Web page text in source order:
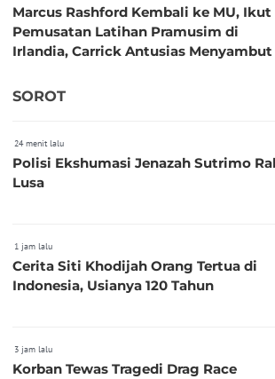
Marcus Rashford Kembali ke MU, Ikut
Pemusatan Latihan Pramusim di
Irlandia, Carrick Antusias Menyambut
SOROT
24 menit lalu
Polisi Ekshumasi Jenazah Sutrimo
Lusa
1 jam lalu
Cerita Siti Khodijah Orang Tertua di
Indonesia, Usianya 120 Tahun
3 jam lalu
Korban Tewas Tragedi Drag Race